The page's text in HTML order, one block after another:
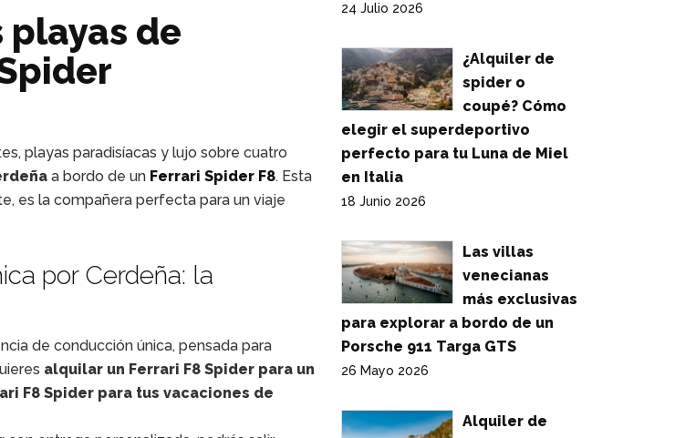
de
playas paradisíacas y lujo sobre cuatro
a bordo de un Ferrari Spider F8. Esta
es la compañera perfecta para un viaje
por Cerdeña: la
de conducción única, pensada para
alquilar un Ferrari F8 Spider para un
F8 Spider para tus vacaciones de
24 Julio 2026
¿Alquiler de
spider o
coupé? Cómo
elegir el superdeportivo
perfecto para tu Luna de Miel
en Italia
18 Junio 2026
Las villas
venecianas
más exclusivas
para explorar a bordo de un
Porsche 911 Targa GTS
26 Mayo 2026
Alquiler de